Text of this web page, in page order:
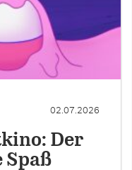
02.07.2026
Der